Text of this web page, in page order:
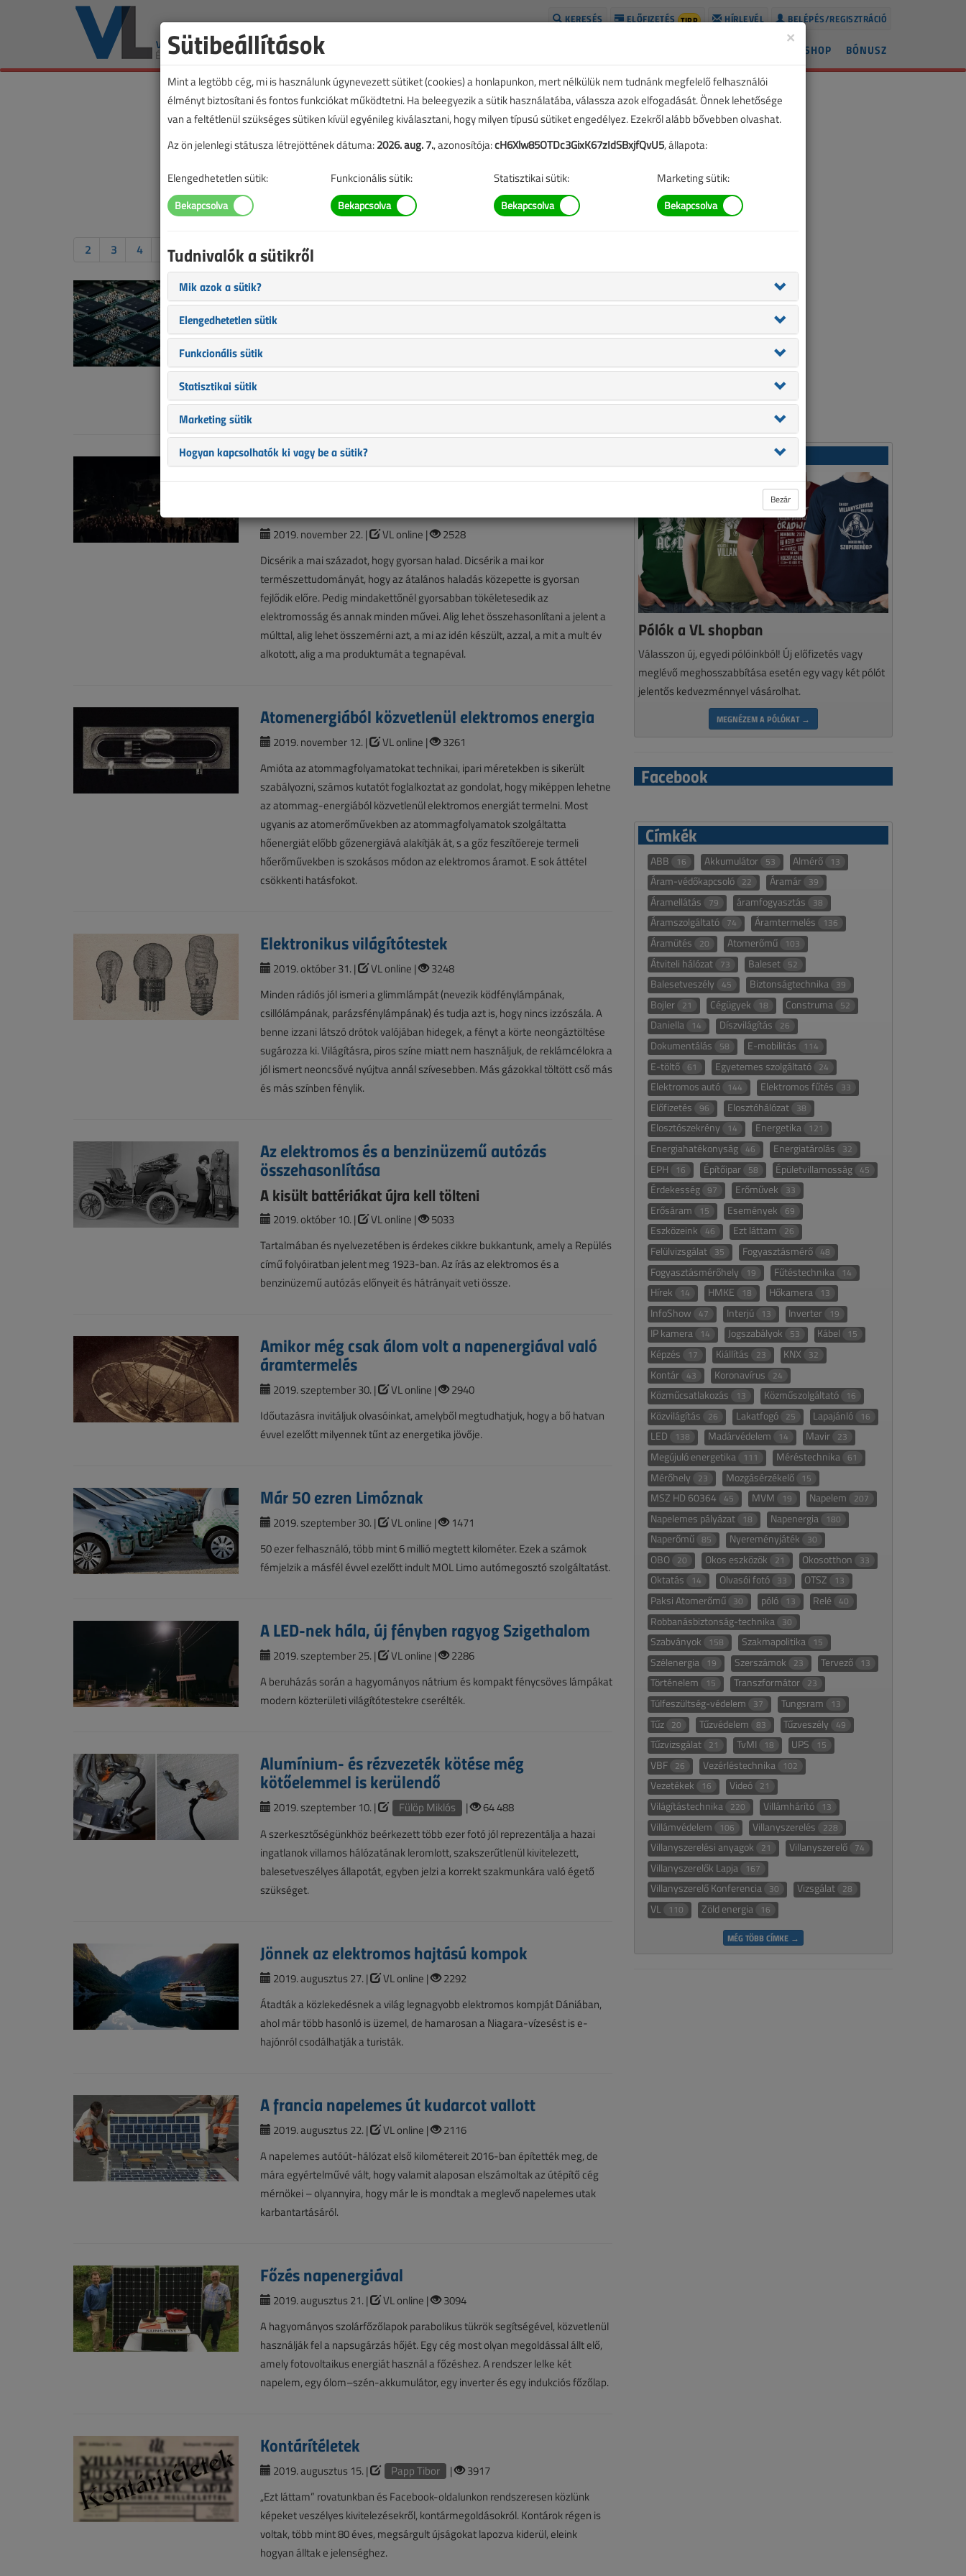
BELÉPÉS/REGISZTRÁCIÓ
HÍRLEVÉL
ELŐFIZETÉS TIPP
KERESÉS
BÓNUSZ
SHOP
2 3 4 5 6 7 8 9 10
Az Intel visszaveszi a vezetést az integrált
áramkörök világpiacán
A TOP10 chipgyártó
Insights előrejelzése szerint: az Intel a Samsungtól veheti át a vezetést.
Mintha maga a fejlődés is az elektromosság
gyorsaságával haladna
2019. november 22. | VL online |
2528
Dicsérik a mai századot, hogy gyorsan halad. Dicsérik a mai kor
természettudományát, hogy az átalános haladás közepette is gyorsan
fejlődik előre. Pedig mindakettőnél gyorsabban tökéletesedik az
elektromosság és annak minden művei. Alig lehet összehasonlítani a jelent a
múlttal, alig lehet összemérni azt, a mi az idén készült, azzal, a mit a mult év
alkotott, alig a ma produktumát a tegnapéval.
Atomenergiából közvetlenül elektromos energia
2019. november 12. | VL online |
3261
Amióta az atommagfolyamatokat technikai, ipari méretekben is sikerült
szabályozni, számos kutatót foglalkoztat az gondolat, hogy miképpen lehetne
az atommag-energiából közvetlenül elektromos energiát termelni. Most
ugyanis az atomerőművekben az atommagfolyamatok szolgáltatta
hőenergiát előbb gőzenergiává alakítják át, s a gőz feszítőereje termeli
hőerőművekben is szokásos módon az elektromos áramot. E sok áttétel
csökkenti hatásfokot.
Elektronikus világítótestek
2019. október 31. | VL online |
3248
Minden rádiós jól ismeri a glimmlámpát (nevezik ködfénylámpának,
csillólámpának, parázsfénylámpának) és tudja azt is, hogy nincs izzószála. A
benne izzani látszó drótok valójában hidegek, a fényt a körte neongáztöltése
sugározza ki. Világításra, piros színe miatt nem használjuk, de reklámcélokra a
jól ismert neoncsővé nyújtva annál szívesebben. Más gázokkal töltött cső más
és más színben fénylik.
Az elektromos és a benzinüzemű autózás
összehasonlítása
A kisült battériákat újra kell tölteni
2019. október 10. | VL online |
5033
Tartalmában és nyelvezetében is érdekes cikkre bukkantunk, amely a Repülés
című folyóiratban jelent meg 1923-ban. Az írás az elektromos és a
benzinüzemű autózás előnyeit és hátrányait veti össze.
Amikor még csak álom volt a napenergiával való
áramtermelés
2019. szeptember 30. | VL online |
2940
Időutazásra invitáljuk olvasóinkat, amelyből megtudhatjuk, hogy a bő hatvan
évvel ezelőtt milyennek tűnt az energetika jövője.
Már 50 ezren Limóznak
2019. szeptember 30. | VL online |
1471
50 ezer felhasználó, több mint 6 millió megtett kilométer. Ezek a számok
fémjelzik a másfél évvel ezelőtt indult MOL Limo autómegosztó szolgáltatást.
A LED-nek hála, új fényben ragyog Szigethalom
2019. szeptember 25. | VL online |
2286
A beruházás során a hagyományos nátrium és kompakt fénycsöves lámpákat
modern közterületi világítótestekre cserélték.
Alumínium- és rézvezeték kötése még
kötőelemmel is kerülendő
2019. szeptember 10. | Fülöp Miklós |
64 488
A szerkesztőségünkhöz beérkezett több ezer fotó jól reprezentálja a hazai
ingatlanok villamos hálózatának leromlott, szakszerűtlenül kivitelezett,
balesetveszélyes állapotát, egyben jelzi a korrekt szakmunkára való égető
szükséget.
Jönnek az elektromos hajtású kompok
2019. augusztus 27. | VL online |
2292
Átadták a közlekedésnek a világ legnagyobb elektromos kompját Dániában,
ahol már több hasonló is üzemel, de hamarosan a Niagara-vízesést is e-
hajónról csodálhatják a turisták.
A francia napelemes út kudarcot vallott
2019. augusztus 22. | VL online |
2116
A napelemes autóút-hálózat első kilométereit 2016-ban építették meg, de
mára egyértelművé vált, hogy valamit alaposan elszámoltak az útépítő cég
mérnökei – olyannyira, hogy már le is mondtak a meglevő napelemes utak
karbantartásáról.
Főzés napenergiával
2019. augusztus 21. | VL online |
3094
A hagyományos szolárfőzőlapok parabolikus tükrök segítségével, közvetlenül
használják fel a napsugárzás hőjét. Egy cég most olyan megoldással állt elő,
amely fotovoltaikus energiát használ a főzéshez. A rendszer lelke két
napelem, egy ólom–szén-akkumulátor, egy inverter és egy indukciós főzőlap.
Kontárítéletek
2019. augusztus 15. | Papp Tibor |
3917
„Ezt láttam” rovatunkban és Facebook-oldalunkon rendszeresen közlünk
képeket veszélyes kivitelezésekről, kontármegoldásokról. Kontárok régen is
voltak, több mint 80 éves, megsárgult újságokat lapozva kiderül, eleink
hogyan álltak e jelenséghez.
Pólók a VL shopban
Válasszon új, egyedi pólóinkból! Új előfizetés vagy
meglévő meghosszabbítása esetén egy vagy két pólót
jelentős kedvezménnyel vásárolhat.
MEGNÉZEM A PÓLÓKAT →
Facebook
Címkék
ABB 16 Akkumulátor 53 Almérő 13
Áram-védőkapcsoló 22 Áramár 39
Áramellátás 79 áramfogyasztás 38
Áramszolgáltató 74 Áramtermelés 136
Áramütés 20 Atomerőmű 103
Átviteli hálózat 73 Baleset 52
Balesetveszély 45 Biztonságtechnika 39
Bojler 21 Cégügyek 18 Construma 52
Daniella 14 Díszvilágítás 26
Dokumentálás 58 E-mobilitás 114
E-töltő 61 Egyetemes szolgáltató 24
Elektromos autó 144 Elektromos fűtés 33
Előfizetés 96 Elosztóhálózat 38
Elosztószekrény 14 Energetika 121
Energiahatékonyság 46 Energiatárolás 32
EPH 16 Építőipar 58 Épületvillamosság 45
Érdekesség 97 Erőművek 33
Erősáram 15 Események 69
Eszközeink 46 Ezt láttam 26
Felülvizsgálat 35 Fogyasztásmérő 48
Fogyasztásmérőhely 19 Fűtéstechnika 14
Hírek 14 HMKE 18 Hőkamera 13
InfoShow 47 Interjú 13 Inverter 19
IP kamera 14 Jogszabályok 53 Kábel 15
Képzés 17 Kiállítás 23 KNX 32
Kontár 43 Koronavírus 24
Közműcsatlakozás 13 Közműszolgáltató 16
Közvilágítás 26 Lakatfogó 25 Lapajánló 16
LED 138 Madárvédelem 14 Mavir 23
Megújuló energetika 111 Méréstechnika 61
Mérőhely 23 Mozgásérzékelő 15
MSZ HD 60364 45 MVM 19 Napelem 207
Napelemes pályázat 18 Napenergia 180
Naperőmű 85 Nyereményjáték 30
OBO 20 Okos eszközök 21 Okosotthon 33
Oktatás 14 Olvasói fotó 33 OTSZ 13
Paksi Atomerőmű 30 póló 13 Relé 40
Robbanásbiztonság-technika 30
Szabványok 158 Szakmapolitika 15
Szélenergia 19 Szerszámok 23 Tervező 13
Történelem 15 Transzformátor 23
Túlfeszültség-védelem 37 Tungsram 13
Tűz 20 Tűzvédelem 83 Tűzveszély 49
Tűzvizsgálat 21 TvMI 18 UPS 15
VBF 26 Vezérléstechnika 102
Vezetékek 16 Videó 21
Világítástechnika 220 Villámhárító 13
Villámvédelem 106 Villanyszerelés 228
Villanyszerelési anyagok 21 Villanyszerelő 74
Villanyszerelők Lapja 167
Villanyszerelő Konferencia 30 Vizsgálat 28
VL 110 Zöld energia 16
MÉG TÖBB CÍMKE →
×
Sütibeállítások
Mint a legtöbb cég, mi is használunk úgynevezett sütiket (cookies) a honlapunkon, mert nélkülük nem tudnánk megfelelő felhasználói
élményt biztosítani és fontos funkciókat működtetni. Ha beleegyezik a sütik használatába, válassza azok elfogadását. Önnek lehetősége
van a feltétlenül szükséges sütiken kívül egyénileg kiválasztani, hogy milyen típusú sütiket engedélyez. Ezekről alább bővebben olvashat.
Az ön jelenlegi státusza létrejöttének dátuma:2026. aug. 7., azonosítója:cH6Xlw85OTDc3GixK67zIdSBxjfQvU5, állapota:
Elengedhetetlen sütik: Funkcionális sütik: Statisztikai sütik: Marketing sütik:
Tudnivalók a sütikről
Mik azok a sütik?
Elengedhetetlen sütik
Funkcionális sütik
Statisztikai sütik
Marketing sütik
Hogyan kapcsolhatók ki vagy be a sütik?
Bezár